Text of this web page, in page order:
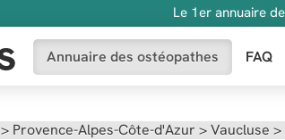
Le 1er annuaire
Annuaire des ostéopathes FAQ
> Provence-Alpes-Côte-d'Azur >Vaucluse >